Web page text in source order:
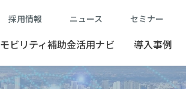
採用情報 ニュース セミナー
モビリティ補助金活用ナビ 導入事例